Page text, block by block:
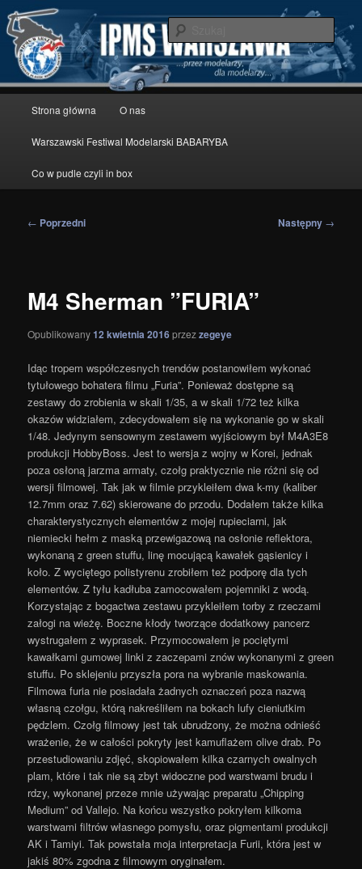
Przeskocz
do
tekstu
IPMS Warszawa
modelarstwo redukcyjne
Strona główna O nas
Warszawski Festiwal Modelarski BABARYBA
Co w pudle czyli in box
Nawigacja
← Poprzedni Następny →
M4 Sherman ”FURIA”
Opublikowany12 kwietnia 2016przezzegeye
Idąc tropem współczesnych trendów postanowiłem wykonać
tytułowego bohatera filmu „Furia”. Ponieważ dostępne są
zestawy do zrobienia w skali 1/35, a w skali 1/72 też kilka
okazów widziałem, zdecydowałem się na wykonanie go w skali
1/48. Jedynym sensownym zestawem wyjściowym był M4A3E8
produkcji HobbyBoss. Jest to wersja z wojny w Korei, jednak
poza osłoną jarzma armaty, czołg praktycznie nie różni się od
wersji filmowej. Tak jak w filmie przykleiłem dwa k-my (kaliber
12.7mm oraz 7.62) skierowane do przodu. Dodałem także kilka
charakterystycznych elementów z mojej rupieciarni, jak
niemiecki hełm z maską przewigazową na osłonie reflektora,
wykonaną z green stuffu, linę mocującą kawałek gąsienicy i
koło. Z wyciętego polistyrenu zrobiłem też podporę dla tych
elementów. Z tyłu kadłuba zamocowałem pojemniki z wodą.
Korzystając z bogactwa zestawu przykleiłem torby z rzeczami
załogi na wieżę. Boczne kłody tworzące dodatkowy pancerz
wystrugałem z wyprasek. Przymocowałem je pociętymi
kawałkami gumowej linki z zaczepami znów wykonanymi z green
stuffu. Po sklejeniu przyszła pora na wybranie maskowania.
Filmowa furia nie posiadała żadnych oznaczeń poza nazwą
własną czołgu, którą nakreśliłem na bokach lufy cieniutkim
pędzlem. Czołg filmowy jest tak ubrudzony, że można odnieść
wrażenie, że w całości pokryty jest kamuflażem olive drab. Po
przestudiowaniu zdjęć, skopiowałem kilka czarnych owalnych
plam, które i tak nie są zbyt widoczne pod warstwami brudu i
rdzy, wykonanej przeze mnie używając preparatu „Chipping
Medium” od Vallejo. Na końcu wszystko pokryłem kilkoma
warstwami filtrów własnego pomysłu, oraz pigmentami produkcji
AK i Tamiyi. Tak powstała moja interpretacja Furii, która jest w
jakiś 80% zgodna z filmowym oryginałem.